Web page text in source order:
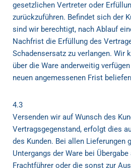
gesetzlichen Vertreter oder
zurückzuführen. Befindet sich der
sind wir berechtigt, nach Ablauf
Nachfrist die Erfüllung des
Schadensersatz zu verlangen. Wir
über die Ware anderweitig
neuen angemessenen Frist
4.3
Versenden wir auf Wunsch des
Vertragsgegenstand, erfolgt dies
des Kunden. Bei allen Lieferungen
Untergangs der Ware bei
Frachtführer oder die sonst zur